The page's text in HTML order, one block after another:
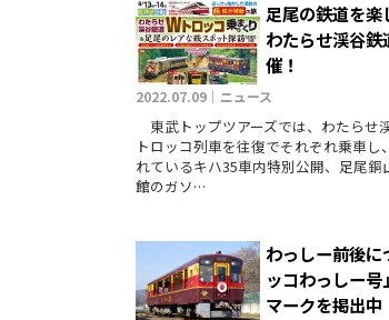
足尾の鉄道を楽
わたらせ渓谷
催！
2022.07.09｜ニュース
東武トップツアーズでは、わたらせ
トロッコ列車を往復でそれぞれ乗車し
れているキハ35車内特別公開、足尾銅
館のガソ…
わっしー前後に
ッコわっしー
マークを掲出中